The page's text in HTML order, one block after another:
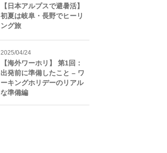
【日本アルプスで避暑活】
初夏は岐阜・長野でヒーリ
ング旅
2025/04/24
【海外ワーホリ】 第1回：
出発前に準備したこと – ワ
ーキングホリデーのリアル
な準備編